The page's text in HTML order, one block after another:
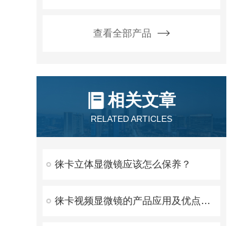
查看全部产品
相关文章
RELATED ARTICLES
徕卡立体显微镜应该怎么保养？
徕卡视频显微镜的产品应用及优点有哪些呢